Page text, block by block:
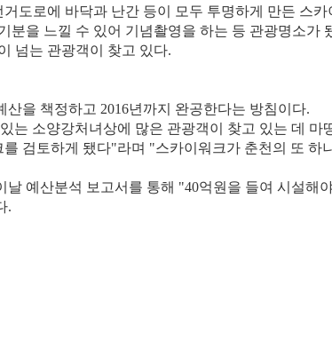
도로에 바닥과 난간 등이 모두 투명하게 만든 스
분을 느낄 수 있어 기념촬영을 하는 등 관광명소가
넘는 관광객이 찾고 있다.
산을 책정하고 2016년까지 완공한다는 방침이다.
는 소양강처녀상에 많은 관광객이 찾고 있는 데 마
검토하게 됐다"라며 "스카이워크가 춘천의 또 하
날 예산분석 보고서를 통해 "40억원을 들여 시설해
.​